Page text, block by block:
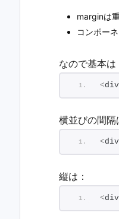
marginは
コンポー
なので基本は
<div
横並びの間隔
<div
縦は：
<div